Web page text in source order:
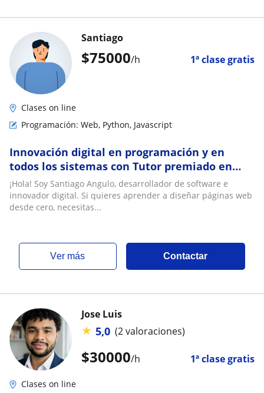
$75000/h 1ª clase gratis
Santiago
Clases on line
Programación: Web, Python, Javascript
Innovación digital en programación y en
todos los sistemas con Tutor premiado en
Innovación digital
¡Hola! Soy Santiago Angulo, desarrollador de software e
innovador digital. Si quieres aprender a diseñar páginas web
desde cero, necesitas...
ver más Contactar
$30000/h 1ª clase gratis
Jose Luis
★ 5,0 (2 valoraciones)
Clases on line